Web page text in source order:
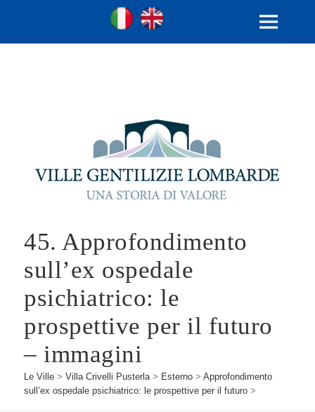
Ville Gentilizie Lombarde
Ita
MENU
45. Approfondimento
sull’ex ospedale
psichiatrico: le
prospettive per il futuro
– immagini
Le Ville >Villa Crivelli Pusterla> Esterno >Approfondimento
sull’ex ospedale psichiatrico: le prospettive per il futuro >